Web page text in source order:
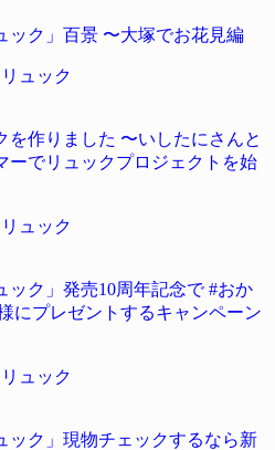
ック」百景 〜大塚でお花見編
ュック
を作りました 〜いしたにさんと
ーでリュックプロジェクトを始
ュック
ック」発売10周年記念で #おか
にプレゼントするキャンペーン
ュック
ック」現物チェックするなら新